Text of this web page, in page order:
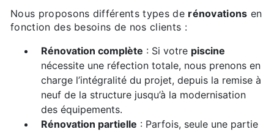
Nous proposons différents types de rénovations en
fonction des besoins de nos clients :
Rénovation complète : Si votre piscine
nécessite une réfection totale, nous prenons en
charge l’intégralité du projet, depuis la remise à
neuf de la structure jusqu’à la modernisation
des équipements.
Rénovation partielle : Parfois, seule une partie